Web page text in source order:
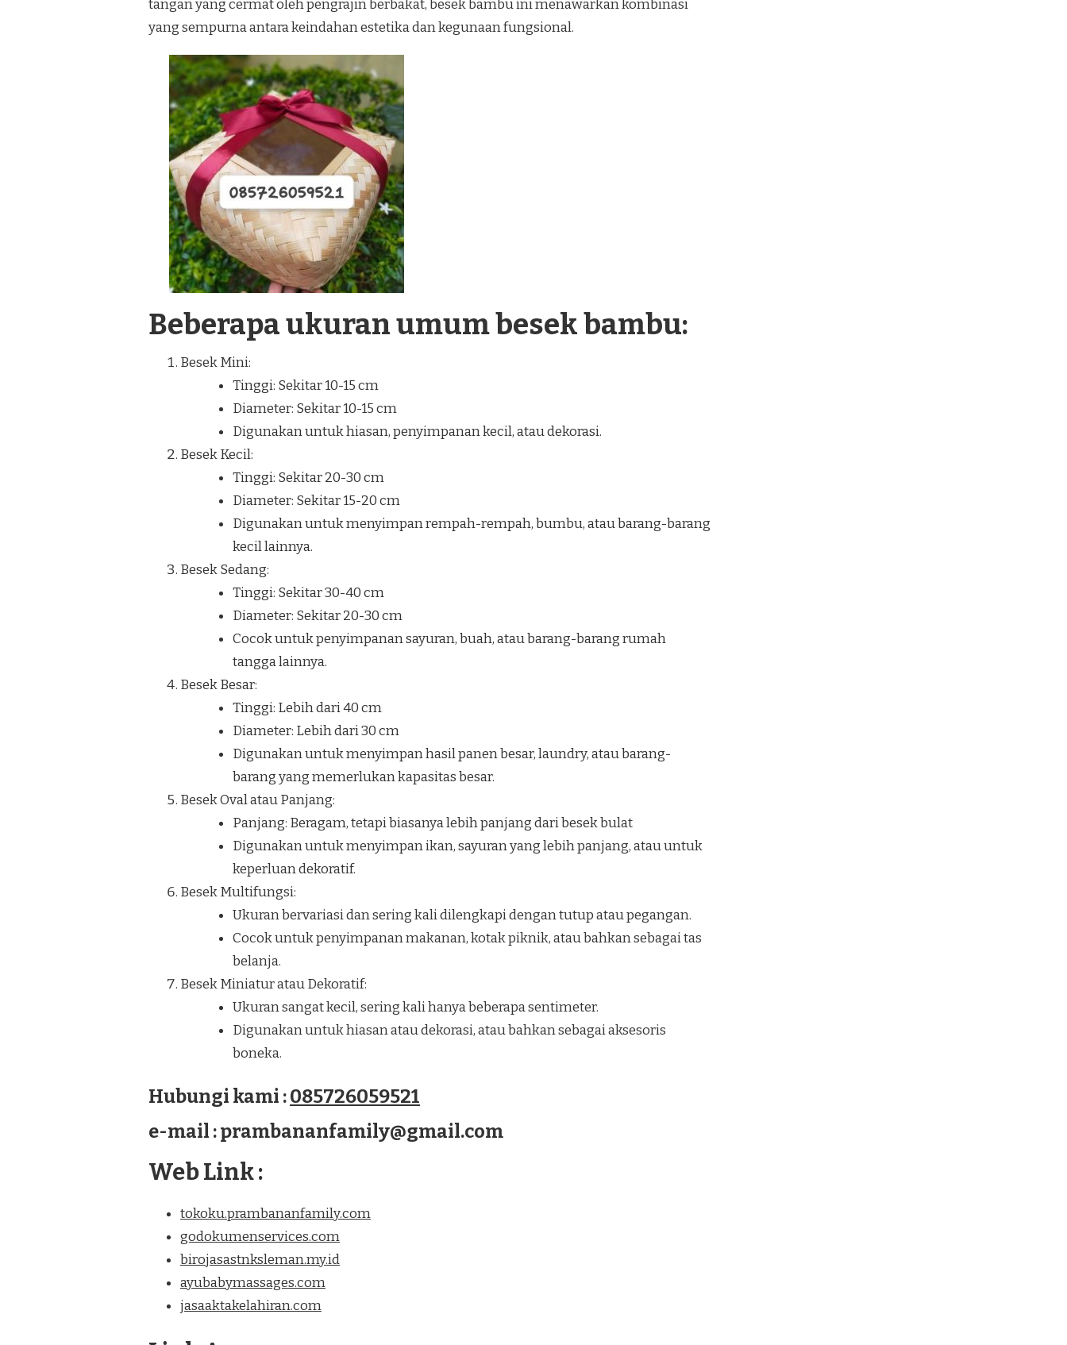
tangan yang cermat oleh pengrajin berbakat, besek bambu ini menawarkan kombinasi
yang sempurna antara keindahan estetika dan kegunaan fungsional.
Beberapa ukuran umum besek bambu:
Besek Mini:
Tinggi: Sekitar 10-15 cm
Diameter: Sekitar 10-15 cm
Digunakan untuk hiasan, penyimpanan kecil, atau dekorasi.
Besek Kecil:
Tinggi: Sekitar 20-30 cm
Diameter: Sekitar 15-20 cm
Digunakan untuk menyimpan rempah-rempah, bumbu, atau barang-barang
kecil lainnya.
Besek Sedang:
Tinggi: Sekitar 30-40 cm
Diameter: Sekitar 20-30 cm
Cocok untuk penyimpanan sayuran, buah, atau barang-barang rumah
tangga lainnya.
Besek Besar:
Tinggi: Lebih dari 40 cm
Diameter: Lebih dari 30 cm
Digunakan untuk menyimpan hasil panen besar, laundry, atau barang-
barang yang memerlukan kapasitas besar.
Besek Oval atau Panjang:
Panjang: Beragam, tetapi biasanya lebih panjang dari besek bulat
Digunakan untuk menyimpan ikan, sayuran yang lebih panjang, atau untuk
keperluan dekoratif.
Besek Multifungsi:
Ukuran bervariasi dan sering kali dilengkapi dengan tutup atau pegangan.
Cocok untuk penyimpanan makanan, kotak piknik, atau bahkan sebagai tas
belanja.
Besek Miniatur atau Dekoratif:
Ukuran sangat kecil, sering kali hanya beberapa sentimeter.
Digunakan untuk hiasan atau dekorasi, atau bahkan sebagai aksesoris
boneka.
Hubungi kami :085726059521
e-mail : prambananfamily@gmail.com
Web Link :
tokoku.prambananfamily.com
godokumenservices.com
birojasastnksleman.my.id
ayubabymassages.com
jasaaktakelahiran.com